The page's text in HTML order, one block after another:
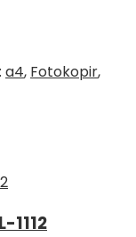
a4, Fotokopir,
1112